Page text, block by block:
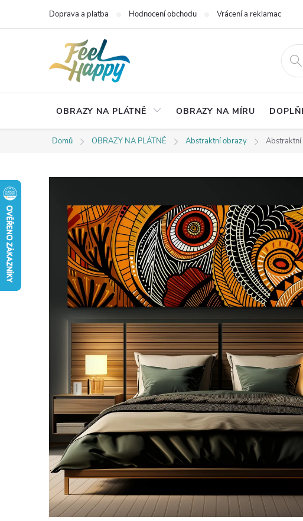
Doprava a platba Hodnocení obchodu Vrácení a reklamace
OBRAZY NA PLÁTNĚ OBRAZY NA MÍRU
Domů OBRAZY NA PLÁTNĚ Abstraktní obrazy Abstraktní